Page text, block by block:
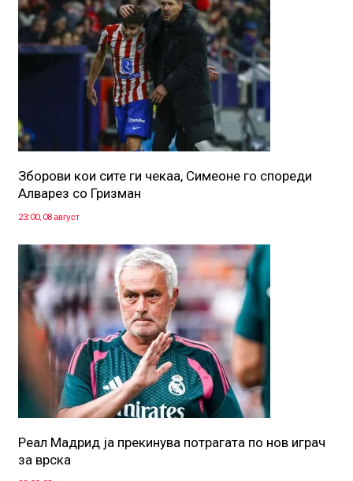
Зборови кои сите ги чекаа, Симеоне го спореди
Алварез со Гризман
23:00, 08 август
Реал Мадрид ја прекинува потрагата по нов играч
за врска